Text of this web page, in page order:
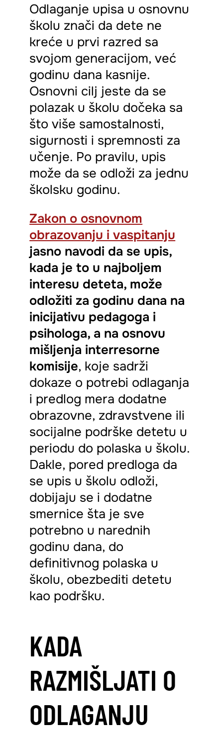
Odlaganje upisa u osnovnu
školu znači da dete ne
kreće u prvi razred sa
svojom generacijom, već
godinu dana kasnije.
Osnovni cilj jeste da se
polazak u školu dočeka sa
što više samostalnosti,
sigurnosti i spremnosti za
učenje. Po pravilu, upis
može da se odloži za jednu
školsku godinu.
Zakon o osnovnom
obrazovanju i vaspitanju
jasno navodi da se upis,
kada je to u najboljem
interesu deteta, može
odložiti za godinu dana na
inicijativu pedagoga i
psihologa, a na osnovu
mišljenja interresorne
komisije, koje sadrži
dokaze o potrebi odlaganja
i predlog mera dodatne
obrazovne, zdravstvene ili
socijalne podrške detetu u
periodu do polaska u školu.
Dakle, pored predloga da
se upis u školu odloži,
dobijaju se i dodatne
smernice šta je sve
potrebno u narednih
godinu dana, do
definitivnog polaska u
školu, obezbediti detetu
kao podršku.
KADA
RAZMIŠLJATI O
ODLAGANJU